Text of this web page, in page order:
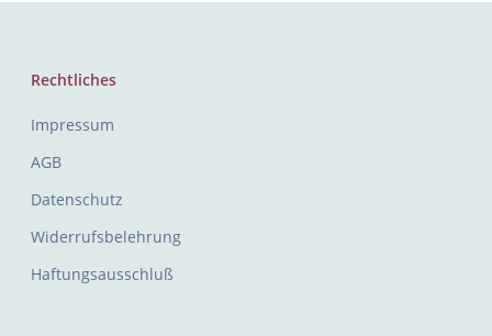
Rechtliches
Impressum
AGB
Datenschutz
Widerrufsbelehrung
Haftungsausschluß